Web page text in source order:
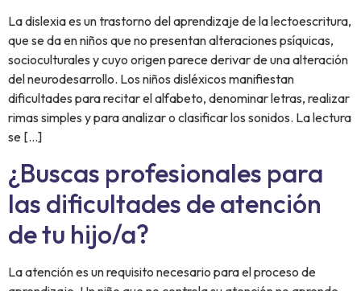
La dislexia es un trastorno del aprendizaje de la lectoescritura,
que se da en niños que no presentan alteraciones psíquicas,
socioculturales y cuyo origen parece derivar de una alteración
del neurodesarrollo. Los niños disléxicos manifiestan
dificultades para recitar el alfabeto, denominar letras, realizar
rimas simples y para analizar o clasificar los sonidos. La lectura
se […]
¿Buscas profesionales para
las dificultades de atención
de tu hijo/a?
La atención es un requisito necesario para el proceso de